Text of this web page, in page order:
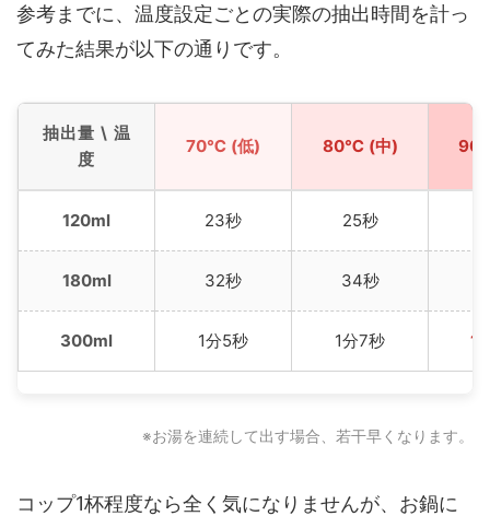
参考までに、温度設定ごとの実際の抽出時間を計っ
てみた結果が以下の通りです。
抽出量 \ 温
度
70℃ (低) 80℃ (中)
120ml 23秒 25秒
180ml 32秒 34秒
300ml 1分5秒 1分7秒 1
※お湯を連続して出す場合、若干早くなります。
コップ1杯程度なら全く気になりませんが、お鍋に